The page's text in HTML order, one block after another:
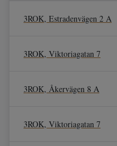
3ROK, Estradenvägen 2 A
3ROK, Viktoriagatan 7
3ROK, Åkervägen 8 A
3ROK, Viktoriagatan 7